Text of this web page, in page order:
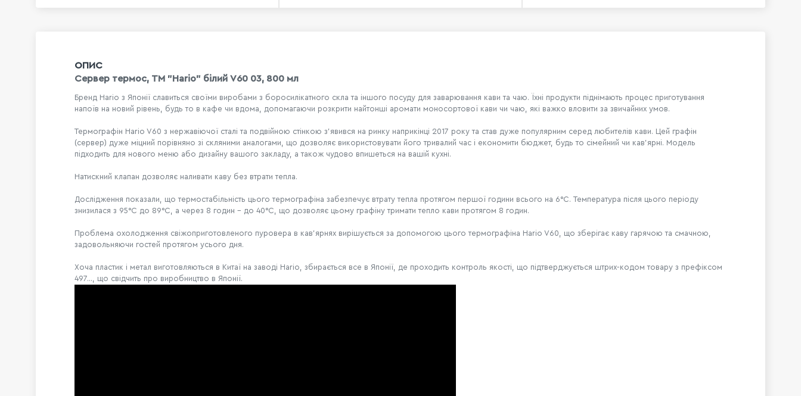
ОПИС
Сервер термос, ТМ "Hario" білий V60 03, 800 мл
Бренд Hario з Японії славиться своїми виробами з боросилікатного скла та іншого посуду для заварювання кави та чаю. Їхні продукти піднімають процес приготування
напоїв на новий рівень, будь то в кафе чи вдома, допомагаючи розкрити найтонші аромати моносортової кави чи чаю, які важко вловити за звичайних умов.
Термографін Hario V60 з нержавіючої сталі та подвійною стінкою з'явився на ринку наприкінці 2017 року та став дуже популярним серед любителів кави. Цей графін
(сервер) дуже міцний порівняно зі скляними аналогами, що дозволяє використовувати його тривалий час і економити бюджет, будь то сімейний чи кав'ярні. Модель
підходить для нового меню або дизайну вашого закладу, а також чудово впишеться на вашій кухні.
Натискний клапан дозволяє наливати каву без втрати тепла.
Дослідження показали, що термостабільність цього термографіна забезпечує втрату тепла протягом першої години всього на 6°C. Температура після цього періоду
знизилася з 95°C до 89°C, а через 8 годин - до 40°C, що дозволяє цьому графіну тримати тепло кави протягом 8 годин.
Проблема охолодження свіжоприготовленого пуровера в кав'ярнях вирішується за допомогою цього термографіна Hario V60, що зберігає каву гарячою та смачною,
задовольняючи гостей протягом усього дня.
Хоча пластик і метал виготовляються в Китаї на заводі Hario, збирається все в Японії, де проходить контроль якості, що підтверджується штрих-кодом товару з префіксом
497..., що свідчить про виробництво в Японії.